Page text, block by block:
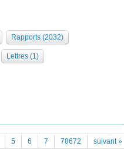
Rapports (2032)
Lettres (1)
5 6 7 78672 suivant »